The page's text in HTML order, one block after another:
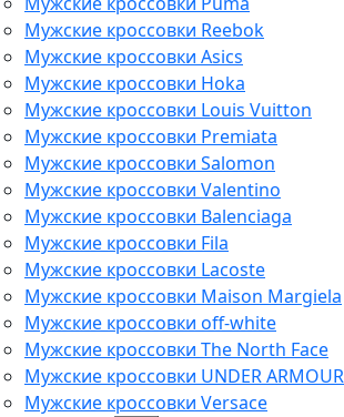
Мужские кроссовки Reebok
Мужские кроссовки Asics
Мужские кроссовки Hoka
Мужские кроссовки Louis Vuitton
Мужские кроссовки Premiata
Мужские кроссовки Salomon
Мужские кроссовки Valentino
Мужские кроссовки Balenciaga
Мужские кроссовки Fila
Мужские кроссовки Lacoste
Мужские кроссовки Maison Margiela
Мужские кроссовки off-white
Мужские кроссовки The North Face
Мужские кроссовки UNDER ARMOUR
Мужские кроссовки Versace